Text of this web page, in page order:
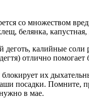
со множеством
белянка,
деготь, калийные
отлично помогает
их
посадки. Помните,
в мае.